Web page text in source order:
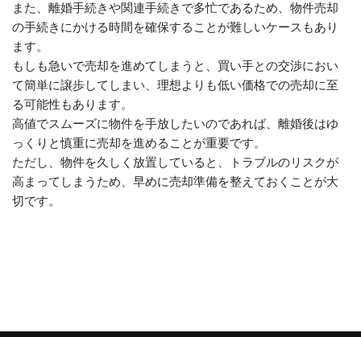
また、離婚手続きや関連手続きで多忙であるため、物件売却
の手続きにかける時間を確保することが難しいケースもあり
ます。
もしも急いで売却を進めてしまうと、買い手との交渉におい
て簡単に譲歩してしまい、理想よりも低い価格での売却に至
る可能性もあります。
高値でスムーズに物件を手放したいのであれば、離婚後はゆ
っくりと慎重に売却を進めることが重要です。
ただし、物件を久しく放置していると、トラブルのリスクが
高まってしまうため、早めに売却準備を整えておくことが大
切です。